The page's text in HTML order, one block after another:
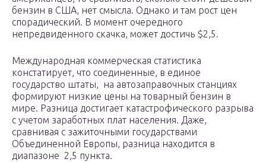
бензин в США, нет смысла. Однако и там рост цен
спорадический. В момент очередного
непредвиденного скачка, может достичь $2,5.
Международная коммерческая статистика
констатирует, что соединенные, в единое
государство штаты, на автозаправочных станциях
формируют низкие цены на товарный бензин в
мире. Разница достигает катастрофического разрыва
с учетом заработных плат населения. Даже,
сравнивая с зажиточными государствами
Объединенной Европы, разница находится в
диапазоне 2,5 пункта.